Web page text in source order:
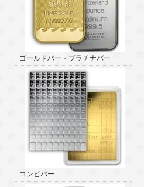
ゴールドバー・プラチナバー
コンビバー